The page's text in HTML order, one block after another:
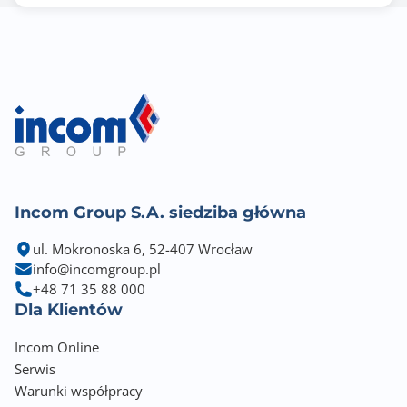
- AMD Ryzen™ 8000 Series-Phoenix 1 Processors
support PCIe 4.0 x4/x2 SSDs
- AMD Ryzen™ 8000 Series-Phoenix 2 Processors
support PCIe 4.0 x2 SSDs
Chipset, supporting Socket 3,
M key, type 25110/22110/2580/2280 PCIe 4.0 x4/x2
SSDs
RAID 0, RAID 1, RAID 5, and RAID 10 support for
NVMe SSD storage devices
RAID 0, RAID 1, and RAID 10 support for SATA storage
devices
RAID 5 is only available on AMD Ryzen™ 9000 Series
Processors
Wbudowana karta graficzna
Incom Group S.A. siedziba główna
ul. Mokronoska 6, 52-407 Wrocław
info@incomgroup.pl
+48 71 35 88 000
Dla Klientów
Incom Online
Serwis
Warunki współpracy